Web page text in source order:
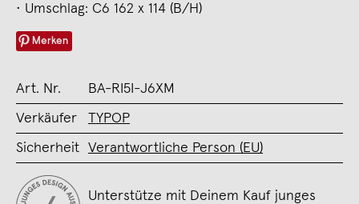
• Umschlag: C6 162 x 114 (B/H)
Merken
Art. Nr. BA-RI5I-J6XM
Verkäufer TYPOP
Sicherheit Verantwortliche Person (EU)
Unterstütze mit Deinem Kauf junges